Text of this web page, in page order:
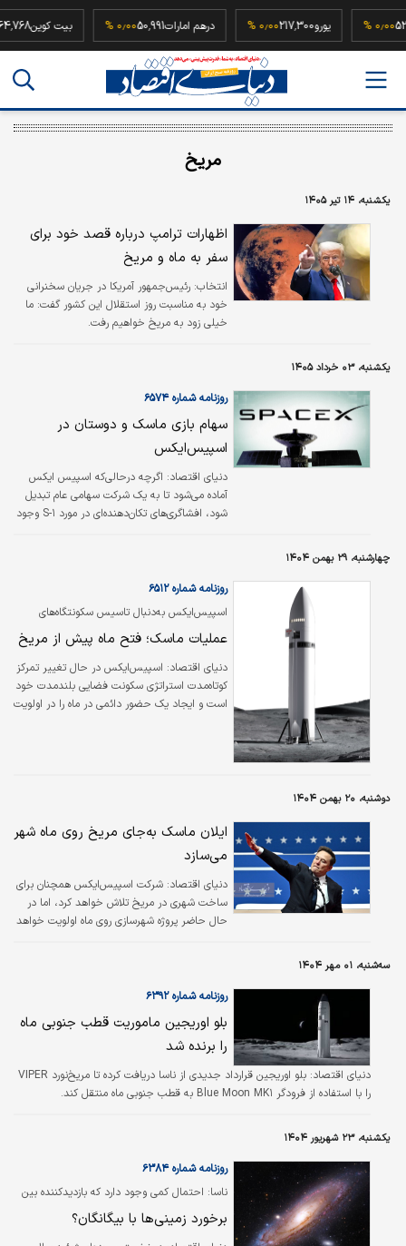
یورو217,300 درهم امارات50,991 بیت
مریخ
یکشنبه، ۱۴ تیر ۱۴۰۵
اظهارات ترامپ درباره قصد خود برای
سفر به ماه و مریخ
انتخاب: رئیس‌جمهور آمریکا در جریان سخنرانی
خود به مناسبت روز استقلال این کشور گفت: ما
خیلی زود به مریخ خواهیم رفت.
یکشنبه، ۰۳ خرداد ۱۴۰۵
روزنامه شماره ۶۵۷۴
سهام بازی ماسک و دوستان در
اسپیس‌ایکس
دنیای اقتصاد: اگرچه درحالی‌که اسپیس ایکس
آماده می‌شود تا به یک شرکت سهامی عام تبدیل
شود، افشاگری‌های تکان‌دهنده‌ای در مورد S-۱ وجود
دیگر برای اضافه کردن به سهام از قبل بزرگ و
کنترل‌کننده شرکت خود پس از زندگی یک‌میلیون
نفر در مریخ (بله، واقعا) دریافت می‌کند، شاید
شگفت‌انگیزترین باشد.
چهارشنبه، ۲۹ بهمن ۱۴۰۴
اسپیس‌ایکس به‌دنبال تاسیس سکونتگاه‌های
چندسیاره‌ای است؛
روزنامه شماره ۶۵۱۲
عملیات ماسک؛ فتح ماه پیش از مریخ
دنیای اقتصاد: اسپیس‌ایکس در حال تغییر تمرکز
کوتاه‌مدت استراتژی سکونت فضایی بلندمدت خود
است و ایجاد یک حضور دائمی در ماه را در اولویت
بلندمدت برای سکونت در مریخ در اواخر قرن
حاضر است. به نوشته مجله اپل، این تصمیم
نشان‌دهنده‌ اجماع فزاینده‌ای…
دوشنبه، ۲۰ بهمن ۱۴۰۴
ایلان ماسک به‌جای مریخ روی ماه شهر
می‌سازد
دنیای اقتصاد: شرکت اسپیس‌ایکس همچنان برای
ساخت شهری در مریخ تلاش خواهد کرد، اما در
حال حاضر پروژه شهرسازی روی ماه اولویت خواهد
سه‌شنبه، ۰۱ مهر ۱۴۰۴
روزنامه شماره ۶۳۹۲
بلو اوریجین ماموریت قطب جنوبی ماه
را برنده شد
دنیای اقتصاد: بلو اوریجین قرارداد جدیدی از ناسا دریافت کرده تا مریخ‌نورد VIPER
را با استفاده از فرودگر Blue Moon MK۱ به قطب جنوبی ماه منتقل کند.
یکشنبه، ۲۳ شهریور ۱۴۰۴
ناسا: احتمال کمی وجود دارد که بازدیدکننده بین
ستاره‌ای، هوشمند باشد؛
روزنامه شماره ۶۳۸۴
برخورد زمینی‌ها با بیگانگان؟